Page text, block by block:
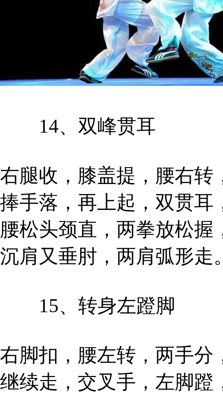
14、双峰贯耳
右腿收，膝盖提，腰右转
捧手落，再上起，双贯耳
腰松头颈直，两拳放松握
沉肩又垂肘，两肩弧形走
15、转身左蹬脚
右脚扣，腰左转，两手分
继续走，交叉手，左脚蹬